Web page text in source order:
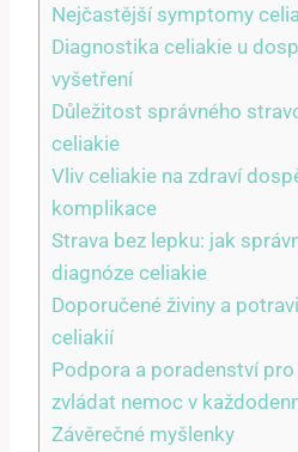
Nejčastější symptomy
Diagnostika celiakie u
vyšetření
Důležitost správného
celiakie
Vliv celiakie na zdraví
komplikace
Strava bez lepku: jak
diagnóze celiakie
Doporučené živiny a
celiakií
Podpora a poradenství
zvládat nemoc v
Závěrečné myšlenky